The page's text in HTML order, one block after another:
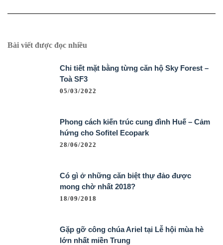
Bài viết được đọc nhiều
Chi tiết mặt bằng từng căn hộ Sky Forest –
Toà SF3
05/03/2022
Phong cách kiến trúc cung đình Huế – Cảm
hứng cho Sofitel Ecopark
28/06/2022
Có gì ở những căn biệt thự đảo được
mong chờ nhất 2018?
18/09/2018
Gặp gỡ công chúa Ariel tại Lễ hội mùa hè
lớn nhất miền Trung